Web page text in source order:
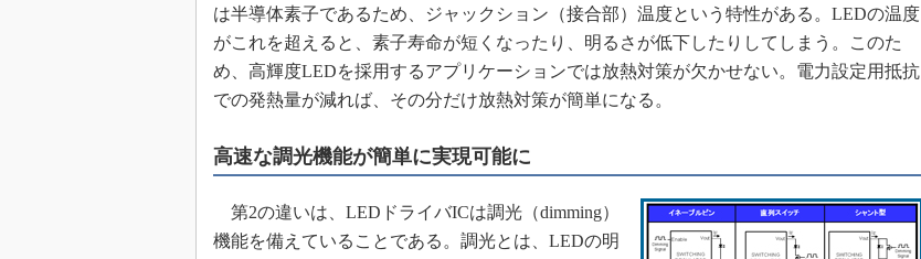
は半導体素子であるため、ジャックション（接合部）温度という特性がある。LEDの温度
がこれを超えると、素子寿命が短くなったり、明るさが低下したりしてしまう。このた
め、高輝度LEDを採用するアプリケーションでは放熱対策が欠かせない。電力設定用抵抗
での発熱量が減れば、その分だけ放熱対策が簡単になる。
高速な調光機能が簡単に実現可能に
第2の違いは、LEDドライバICは調光（dimming）
機能を備えていることである。調光とは、LEDの明